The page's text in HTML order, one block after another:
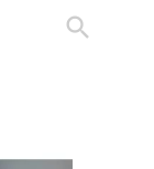
search